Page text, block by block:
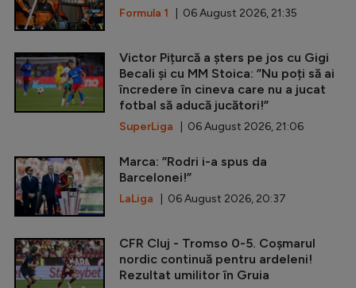
Formula 1 | 06 August 2026, 21:35
Victor Pițurcă a șters pe jos cu Gigi
Becali și cu MM Stoica: ”Nu poți să ai
încredere în cineva care nu a jucat
fotbal să aducă jucători!”
SuperLiga | 06 August 2026, 21:06
Marca: ”Rodri i-a spus da
Barcelonei!”
LaLiga | 06 August 2026, 20:37
CFR Cluj - Tromso 0-5. Coșmarul
nordic continuă pentru ardeleni!
Rezultat umilitor în Gruia